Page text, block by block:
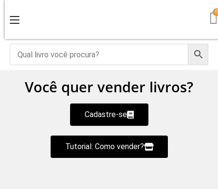
Você quer vender livros?
Cadastre-se
Tutorial: Como vender?